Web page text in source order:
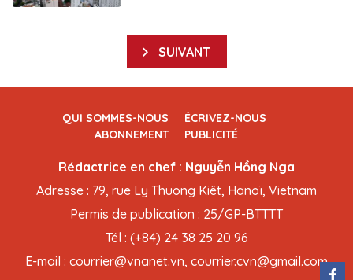
SUIVANT
QUI SOMMES-NOUS
ÉCRIVEZ-NOUS
ABONNEMENT
PUBLICITÉ
Rédactrice en chef : Nguyễn Hồng Nga
Adresse : 79, rue Ly Thuong Kiêt, Hanoï, Vietnam
Permis de publication : 25/GP-BTTTT
Tél : (+84) 24 38 25 20 96
E-mail : courrier@vnanet.vn, courrier.cvn@gmail.com